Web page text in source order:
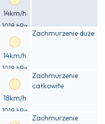
14km/h
1018 hPa
14km/h
1019 hPa
Zachmurzenie duże
18km/h
1019 hPa
Zachmurzenie
całkowite
Zachmurzenie